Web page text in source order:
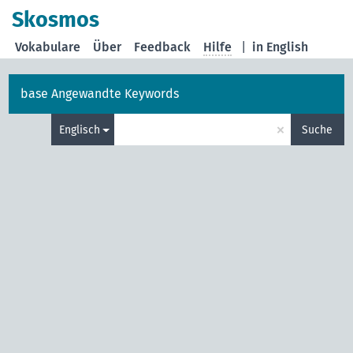
Skosmos
in English
Vokabulare Über Feedback Hilfe
base Angewandte Keywords
Englisch × Suche